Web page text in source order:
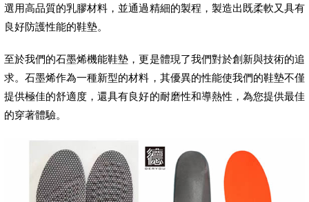
選用高品質的乳膠材料，並通過精細的製程，製造出既柔軟又具有
良好防護性能的鞋墊。
至於我們的石墨烯機能鞋墊，更是體現了我們對於創新與技術的追
求。石墨烯作為一種新型的材料，其優異的性能使我們的鞋墊不僅
提供極佳的舒適度，還具有良好的耐磨性和導熱性，為您提供最佳
的穿著體驗。